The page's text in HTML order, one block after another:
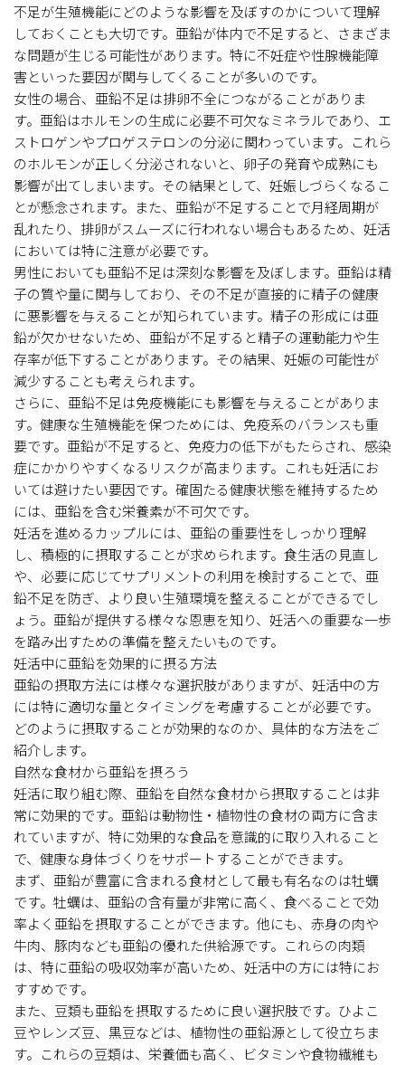
不足が生殖機能にどのような影響を及ぼすのかについて理解
しておくことも大切です。亜鉛が体内で不足すると、さまざま
な問題が生じる可能性があります。特に不妊症や性腺機能障
害といった要因が関与してくることが多いのです。
女性の場合、亜鉛不足は排卵不全につながることがありま
す。亜鉛はホルモンの生成に必要不可欠なミネラルであり、エ
ストロゲンやプロゲステロンの分泌に関わっています。これら
のホルモンが正しく分泌されないと、卵子の発育や成熟にも
影響が出てしまいます。その結果として、妊娠しづらくなるこ
とが懸念されます。また、亜鉛が不足することで月経周期が
乱れたり、排卵がスムーズに行われない場合もあるため、妊活
においては特に注意が必要です。
男性においても亜鉛不足は深刻な影響を及ぼします。亜鉛は精
子の質や量に関与しており、その不足が直接的に精子の健康
に悪影響を与えることが知られています。精子の形成には亜
鉛が欠かせないため、亜鉛が不足すると精子の運動能力や生
存率が低下することがあります。その結果、妊娠の可能性が
減少することも考えられます。
さらに、亜鉛不足は免疫機能にも影響を与えることがありま
す。健康な生殖機能を保つためには、免疫系のバランスも重
要です。亜鉛が不足すると、免疫力の低下がもたらされ、感染
症にかかりやすくなるリスクが高まります。これも妊活にお
いては避けたい要因です。確固たる健康状態を維持するため
には、亜鉛を含む栄養素が不可欠です。
妊活を進めるカップルには、亜鉛の重要性をしっかり理解
し、積極的に摂取することが求められます。食生活の見直し
や、必要に応じてサプリメントの利用を検討することで、亜
鉛不足を防ぎ、より良い生殖環境を整えることができるでし
ょう。亜鉛が提供する様々な恩恵を知り、妊活への重要な一歩
を踏み出すための準備を整えたいものです。
妊活中に亜鉛を効果的に摂る方法
亜鉛の摂取方法には様々な選択肢がありますが、妊活中の方
には特に適切な量とタイミングを考慮することが必要です。
どのように摂取することが効果的なのか、具体的な方法をご
紹介します。
自然な食材から亜鉛を摂ろう
妊活に取り組む際、亜鉛を自然な食材から摂取することは非
常に効果的です。亜鉛は動物性・植物性の食材の両方に含ま
れていますが、特に効果的な食品を意識的に取り入れること
で、健康な身体づくりをサポートすることができます。
まず、亜鉛が豊富に含まれる食材として最も有名なのは牡蠣
です。牡蠣は、亜鉛の含有量が非常に高く、食べることで効
率よく亜鉛を摂取することができます。他にも、赤身の肉や
牛肉、豚肉なども亜鉛の優れた供給源です。これらの肉類
は、特に亜鉛の吸収効率が高いため、妊活中の方には特にお
すすめです。
また、豆類も亜鉛を摂取するために良い選択肢です。ひよこ
豆やレンズ豆、黒豆などは、植物性の亜鉛源として役立ちま
す。これらの豆類は、栄養価も高く、ビタミンや食物繊維も